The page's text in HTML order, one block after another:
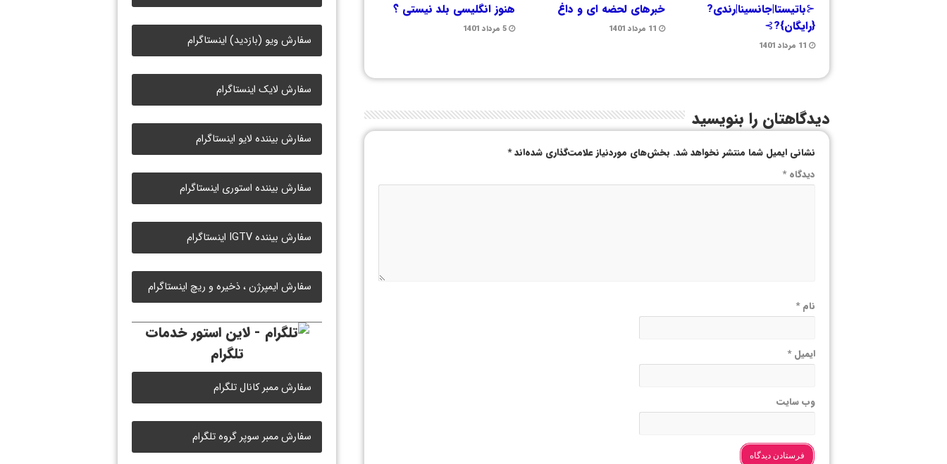
⊰باتیستا|جانسینا|رندی?
{رایگان}?⊱
11 مرداد 1401
خبرهای لحضه ای و داغ
11 مرداد 1401
هنوز انگلیسی بلد نیستی ؟
5 مرداد 1401
دیدگاهتان را بنویسید
نشانی ایمیل شما منتشر نخواهد شد. بخش‌های موردنیاز علامت‌گذاری شده‌اند*
دیدگاه*
نام*
ایمیل*
وب‌ سایت
سفارش ویو (بازدید) اینستاگرام
سفارش لایک اینستاگرام
سفارش بیننده لایو اینستاگرام
سفارش بیننده استوری اینستاگرام
سفارش بیننده IGTV اینستاگرام
سفارش ایمپرژن ، ذخیره و ریچ اینستاگرام
خدمات
تلگرام
سفارش ممبر کانال تلگرام
سفارش ممبر سوپر گروه تلگرام